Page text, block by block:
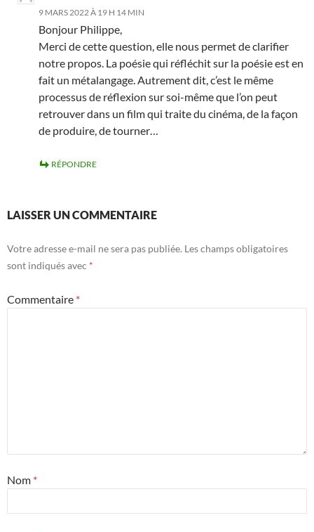
9 MARS 2022 À 19 H 14 MIN
Bonjour Philippe,
Merci de cette question, elle nous permet de clarifier
notre propos. La poésie qui réfléchit sur la poésie est en
fait un métalangage. Autrement dit, c’est le même
processus de réflexion sur soi-même que l’on peut
retrouver dans un film qui traite du cinéma, de la façon
de produire, de tourner…
RÉPONDRE
LAISSER UN COMMENTAIRE
Votre adresse e-mail ne sera pas publiée. Les champs obligatoires
sont indiqués avec *
Commentaire *
Nom *